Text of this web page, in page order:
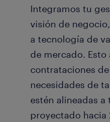
Integramos tu
visión de
a tecnología de
de mercado. Esto
contrataciones
necesidades de
estén alineadas
proyectado hacia